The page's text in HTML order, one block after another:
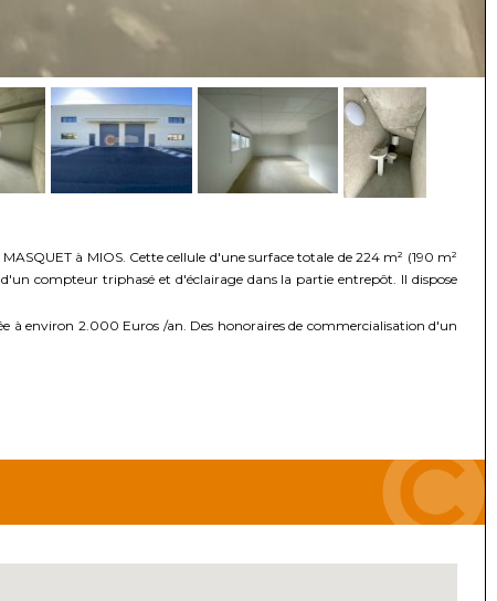
à MIOS. Cette cellule d'une surface totale de 224 m² (190 m²
compteur triphasé et d'éclairage dans la partie entrepôt. Il dispose
à environ 2.000 Euros /an. Des honoraires de commercialisation d'un